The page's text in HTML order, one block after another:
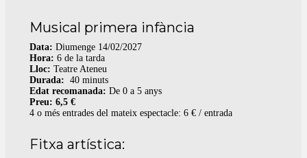
Musical primera infància
Data: Diumenge 14/02/2027
Hora: 6 de la tarda
Lloc: Teatre Ateneu
Durada: 40 minuts
Edat recomanada: De 0 a 5 anys
Preu: 6,5 €
4 o més entrades del mateix espectacle: 6 € / entrada
Fitxa artística: